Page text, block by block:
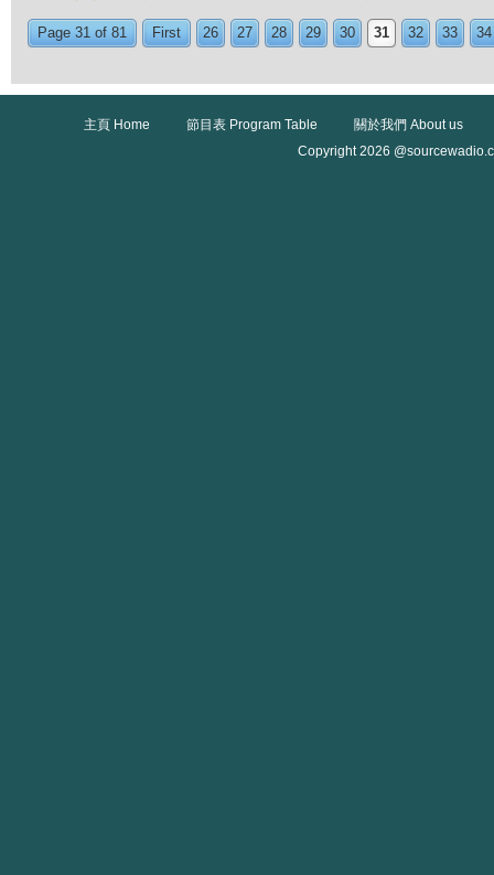
Page 31 of 81 First 26 27 28 29 30 31 32 33 34
主頁 Home 節目表 Program Table
關於我們 About us
Copyright 2026